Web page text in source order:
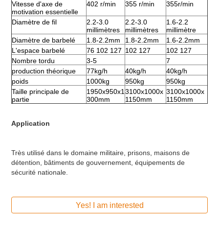
Vitesse d'axe de
motivation essentielle
402 r/min 355 r/min 355r/min
Diamètre de fil
2.2-3.0
millimètres
2.2-3.0
millimètres
1.6-2.2
millimètre
Diamètre de barbelé
1.8-2.2mm 1.8-2.2mm
1.6-2.2mm
L'espace barbelé
76 102 127 102 127
102 127
Nombre tordu
3-5
7
production théorique
77kg/h 40kg/h
40kg/h
poids
1000kg 950kg
950kg
Taille principale de
partie
1950x950x1
300mm
3100x1000x
1150mm
3100x1000x
1150mm
Application
Très utilisé dans le domaine militaire, prisons, maisons de
détention, bâtiments de gouvernement, équipements de
sécurité nationale.
Yes! I am interested